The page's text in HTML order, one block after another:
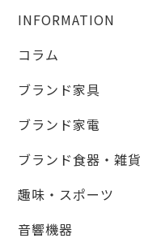
INFORMATION
コラム
ブランド家具
ブランド家電
ブランド食器・雑貨
趣味・スポーツ
音響機器